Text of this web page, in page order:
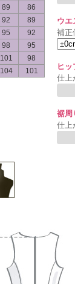
89
86
92
89
95
92
98
95
101
98
104 101
ウ
補正
ヒ
仕上
裾周
仕上